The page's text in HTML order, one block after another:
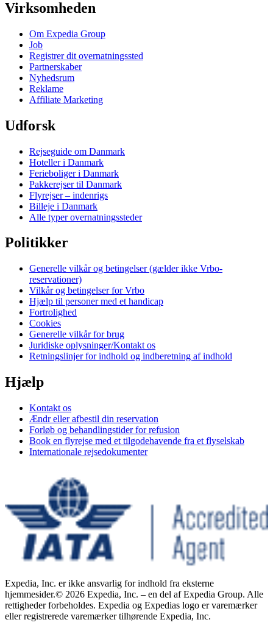
Virksomheden
Om Expedia Group
Job
Registrer dit overnatningssted
Partnerskaber
Nyhedsrum
Reklame
Affiliate Marketing
Udforsk
Rejseguide om Danmark
Hoteller i Danmark
Ferieboliger i Danmark
Pakkerejser til Danmark
Flyrejser – indenrigs
Billeje i Danmark
Alle typer overnatningssteder
Politikker
Generelle vilkår og betingelser (gælder ikke Vrbo-
reservationer)
Vilkår og betingelser for Vrbo
Hjælp til personer med et handicap
Fortrolighed
Cookies
Generelle vilkår for brug
Juridiske oplysninger/Kontakt os
Retningslinjer for indhold og indberetning af indhold
Hjælp
Kontakt os
Ændr eller afbestil din reservation
Forløb og behandlingstider for refusion
Book en flyrejse med et tilgodehavende fra et flyselskab
Internationale rejsedokumenter
Expedia, Inc. er ikke ansvarlig for indhold fra eksterne
hjemmesider.© 2026 Expedia, Inc. – en del af Expedia Group. Alle
rettigheder forbeholdes. Expedia og Expedias logo er varemærker
eller registrerede varemærker tilhørende Expedia, Inc.